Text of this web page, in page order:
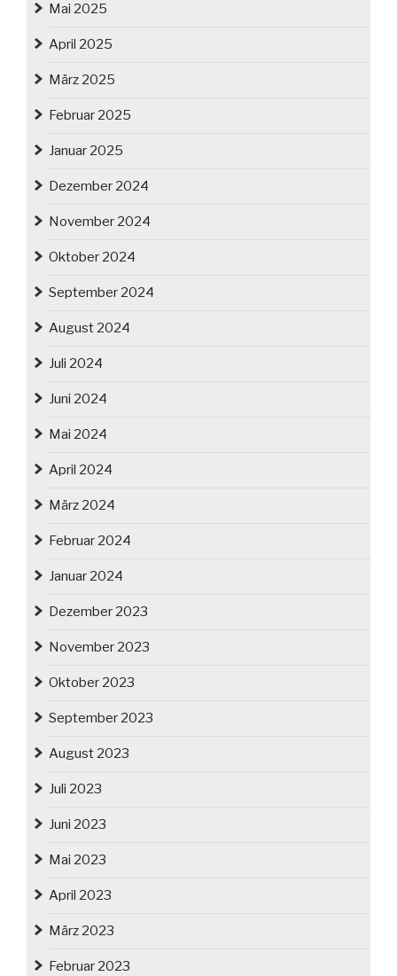
Mai 2025
April 2025
März 2025
Februar 2025
Januar 2025
Dezember 2024
November 2024
Oktober 2024
September 2024
August 2024
Juli 2024
Juni 2024
Mai 2024
April 2024
März 2024
Februar 2024
Januar 2024
Dezember 2023
November 2023
Oktober 2023
September 2023
August 2023
Juli 2023
Juni 2023
Mai 2023
April 2023
März 2023
Februar 2023